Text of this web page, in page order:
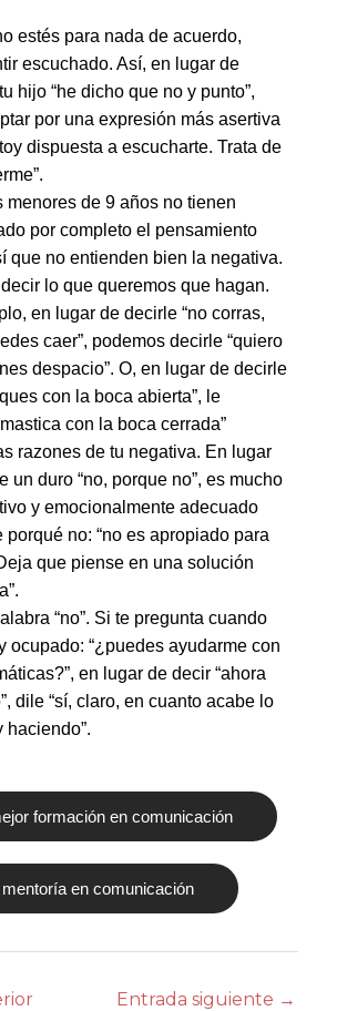
estés para nada de acuerdo,
escuchado. Así, en lugar de
hijo “he dicho que no y punto”,
por una expresión más asertiva
dispuesta a escucharte. Trata de
menores de 9 años no tienen
por completo el pensamiento
que no entienden bien la negativa.
lo que queremos que hagan.
en lugar de decirle “no corras,
caer”, podemos decirle “quiero
despacio”. O, en lugar de decirle
con la boca abierta”, le
con la boca cerrada”
razones de tu negativa. En lugar
un duro “no, porque no”, es mucho
y emocionalmente adecuado
porqué no: “no es apropiado para
que piense en una solución
“no”. Si te pregunta cuando
ocupado: “¿puedes ayudarme con
en lugar de decir “ahora
dile “sí, claro, en cuanto acabe lo
haciendo”.
formación en comunicación
en comunicación
Entrada siguiente →